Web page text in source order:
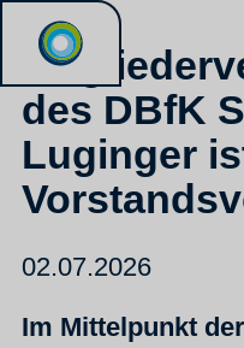
des DBfK
Luginger
02.07.2026
Im Mittelpunkt